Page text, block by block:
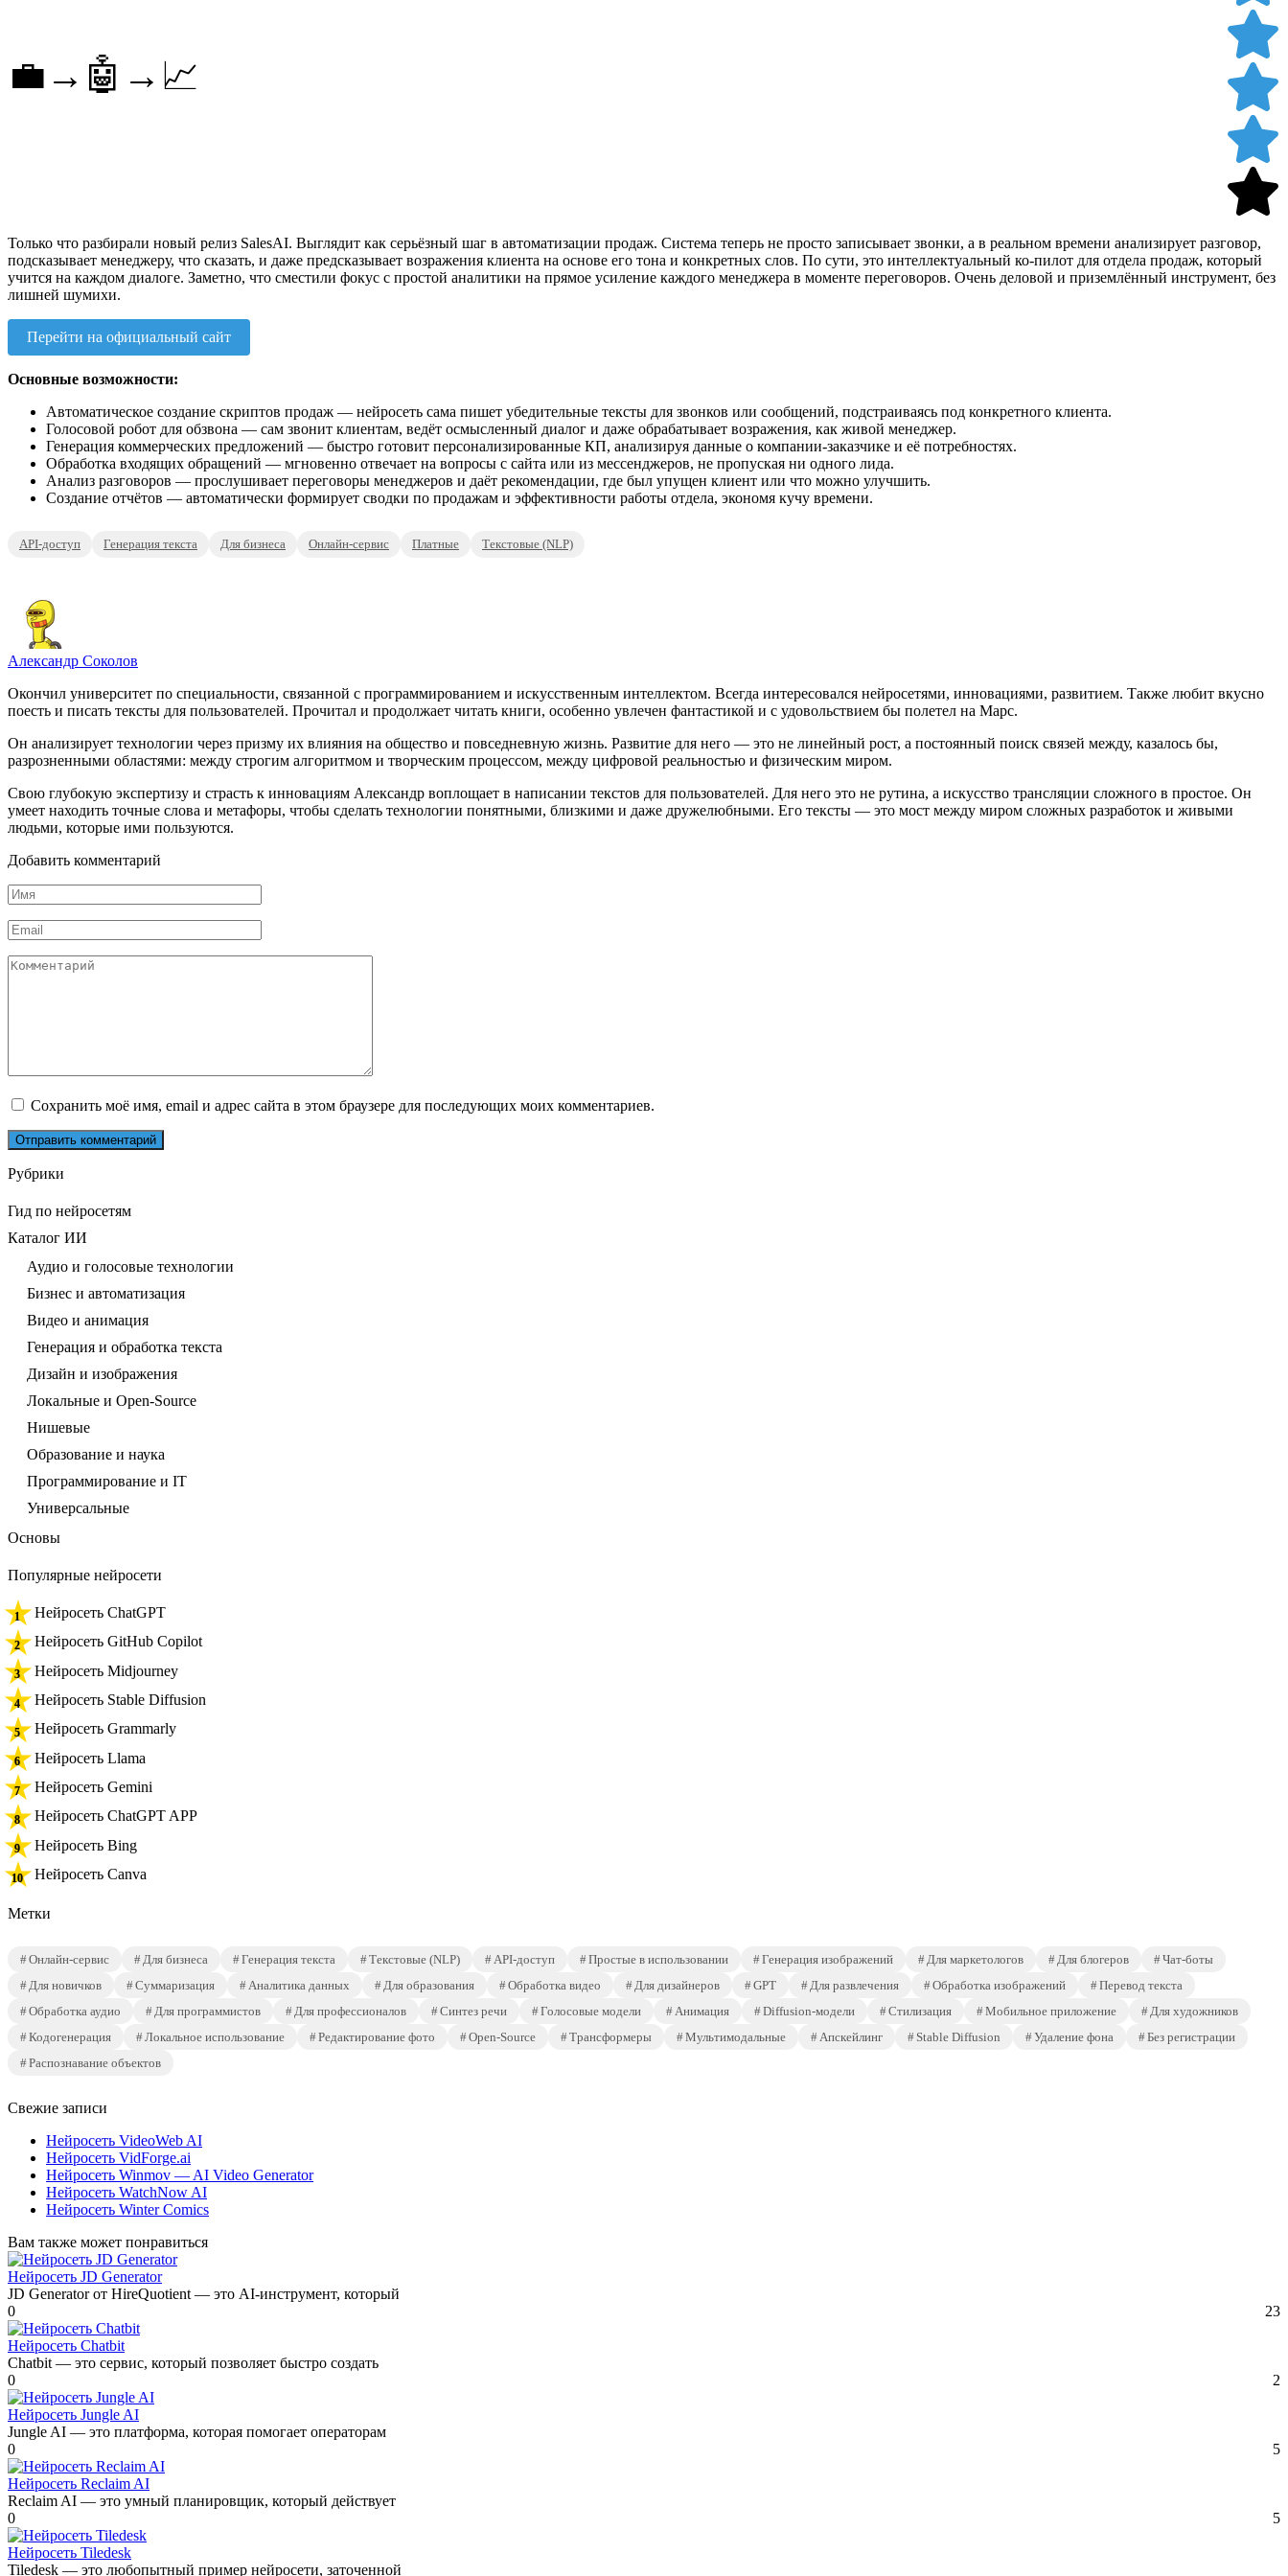
💼→🤖→📈
Только что разбирали новый релиз SalesAI. Выглядит как серьёзный шаг в автоматизации продаж. Система теперь не просто записывает звонки, а в реальном времени анализирует разговор,
подсказывает менеджеру, что сказать, и даже предсказывает возражения клиента на основе его тона и конкретных слов. По сути, это интеллектуальный ко-пилот для отдела продаж, который
учится на каждом диалоге. Заметно, что сместили фокус с простой аналитики на прямое усиление каждого менеджера в моменте переговоров. Очень деловой и приземлённый инструмент, без
лишней шумихи.
Перейти на официальный сайт
Основные возможности:
Автоматическое создание скриптов продаж — нейросеть сама пишет убедительные тексты для звонков или сообщений, подстраиваясь под конкретного клиента.
Голосовой робот для обзвона — сам звонит клиентам, ведёт осмысленный диалог и даже обрабатывает возражения, как живой менеджер.
Генерация коммерческих предложений — быстро готовит персонализированные КП, анализируя данные о компании-заказчике и её потребностях.
Обработка входящих обращений — мгновенно отвечает на вопросы с сайта или из мессенджеров, не пропуская ни одного лида.
Анализ разговоров — прослушивает переговоры менеджеров и даёт рекомендации, где был упущен клиент или что можно улучшить.
Создание отчётов — автоматически формирует сводки по продажам и эффективности работы отдела, экономя кучу времени.
API-доступ Генерация текста Для бизнеса Онлайн-сервис Платные Текстовые (NLP)
Александр Соколов
Окончил университет по специальности, связанной с программированием и искусственным интеллектом. Всегда интересовался нейросетями, инновациями, развитием. Также любит вкусно
поесть и писать тексты для пользователей. Прочитал и продолжает читать книги, особенно увлечен фантастикой и с удовольствием бы полетел на Марс.
Он анализирует технологии через призму их влияния на общество и повседневную жизнь. Развитие для него — это не линейный рост, а постоянный поиск связей между, казалось бы,
разрозненными областями: между строгим алгоритмом и творческим процессом, между цифровой реальностью и физическим миром.
Свою глубокую экспертизу и страсть к инновациям Александр воплощает в написании текстов для пользователей. Для него это не рутина, а искусство трансляции сложного в простое. Он
умеет находить точные слова и метафоры, чтобы сделать технологии понятными, близкими и даже дружелюбными. Его тексты — это мост между миром сложных разработок и живыми
людьми, которые ими пользуются.
Добавить комментарий
Имя
*
Email
*
Комментарий
Сохранить моё имя, email и адрес сайта в этом браузере для последующих моих комментариев.
Рубрики
Гид по нейросетям
Каталог ИИ
Аудио и голосовые технологии
Бизнес и автоматизация
Видео и анимация
Генерация и обработка текста
Дизайн и изображения
Локальные и Open-Source
Нишевые
Образование и наука
Программирование и IT
Универсальные
Основы
Популярные нейросети
Нейросеть ChatGPT
Нейросеть GitHub Copilot
Нейросеть Midjourney
Нейросеть Stable Diffusion
Нейросеть Grammarly
Нейросеть Llama
Нейросеть Gemini
Нейросеть ChatGPT APP
Нейросеть Bing
Нейросеть Canva
Метки
Онлайн-сервис Для бизнеса Генерация текста Текстовые (NLP) API-доступ Простые в использовании Генерация изображений Для маркетологов Для блогеров
Чат-боты
Для новичков
Суммаризация Аналитика данных Для образования Обработка видео Для дизайнеров GPT Для развлечения Обработка изображений
Перевод текста
Обработка аудио
Для программистов Для профессионалов Синтез речи Голосовые модели Анимация Diffusion-модели Стилизация Мобильное приложение
Для художников
Кодогенерация
Локальное использование Редактирование фото Open-Source Трансформеры Мультимодальные Апскейлинг Stable Diffusion Удаление фона
Без регистрации
Распознавание объектов
Свежие записи
Нейросеть VideoWeb AI
Нейросеть VidForge.ai
Нейросеть Winmov — AI Video Generator
Нейросеть WatchNow AI
Нейросеть Winter Comics
Вам также может понравиться
Нейросеть JD Generator
JD Generator от HireQuotient — это AI-инструмент, который
0
23
Нейросеть Chatbit
Chatbit — это сервис, который позволяет быстро создать
0
2
Нейросеть Jungle AI
Jungle AI — это платформа, которая помогает операторам
0
5
Нейросеть Reclaim AI
Reclaim AI — это умный планировщик, который действует
0
5
Нейросеть Tiledesk
Tiledesk — это любопытный пример нейросети, заточенной